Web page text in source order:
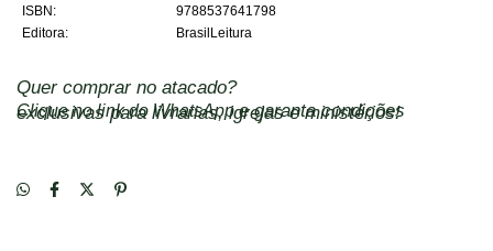
ISBN:
9788537641798
Editora:
BrasilLeitura
Quer comprar no atacado?
Clique no link do WhatsApp
e garanta condições exclusivas para livrarias, igrejas e ministérios!